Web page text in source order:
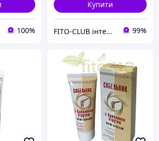
100%
Купити
FITO-CLUB інтернет-магазин 99%